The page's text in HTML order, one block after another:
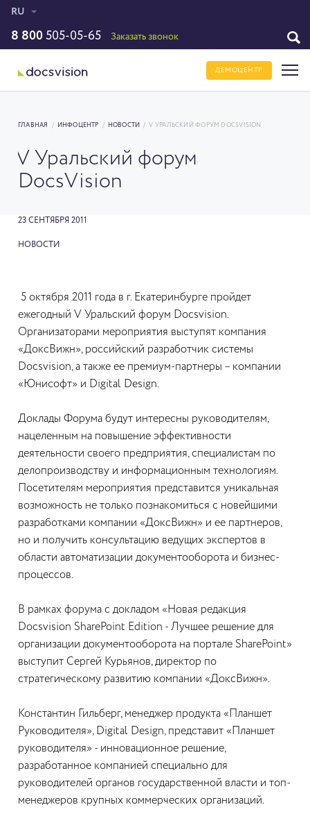
RU
8 800 505-05-65 Заказать звонок
ДЕМОЦЕНТР
ГЛАВНАЯ / ИНФОЦЕНТР / НОВОСТИ / V УРАЛЬСКИЙ ФОРУМ DOCSVISION
V Уральский форум
DocsVision
23 СЕНТЯБРЯ 2011
НОВОСТИ
5 октября 2011 года в г. Екатеринбурге пройдет
ежегодный V Уральский форум Docsvision.
Организаторами мероприятия выступят компания
«ДоксВижн», российский разработчик системы
Docsvision, а также ее премиум-партнеры – компании
«Юнисофт» и Digital Design.
Доклады Форума будут интересны руководителям,
нацеленным на повышение эффективности
деятельности своего предприятия, специалистам по
делопроизводству и информационным технологиям.
Посетителям мероприятия представится уникальная
возможность не только познакомиться с новейшими
разработками компании «ДоксВижн» и ее партнеров,
но и получить консультацию ведущих экспертов в
области автоматизации документооборота и бизнес-
процессов.
В рамках форума с докладом «Новая редакция
Docsvision SharePoint Edition - Лучшее решение для
организации документооборота на портале SharePoint»
выступит Сергей Курьянов, директор по
стратегическому развитию компании «ДоксВижн».
Константин Гильберг, менеджер продукта «Планшет
Руководителя», Digital Design, представит «Планшет
руководителя» - инновационное решение,
разработанное компанией специально для
руководителей органов государственной власти и топ-
менеджеров крупных коммерческих организаций.